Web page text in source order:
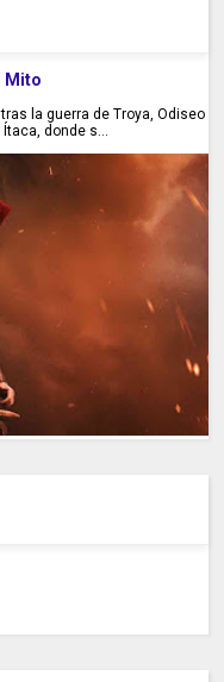
Mito
la guerra de Troya, Odiseo
donde s...